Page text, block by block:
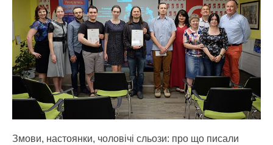
Змови, настоянки, чоловічі сльози: про що писали